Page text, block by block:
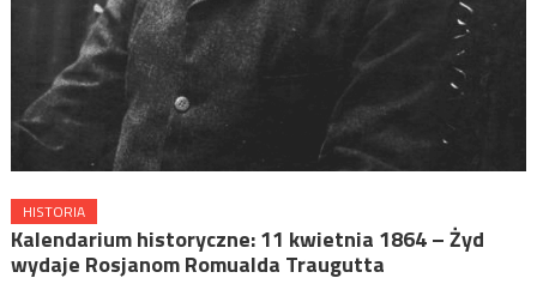
HISTORIA
Kalendarium historyczne: 11 kwietnia 1864 – Żyd
wydaje Rosjanom Romualda Traugutta